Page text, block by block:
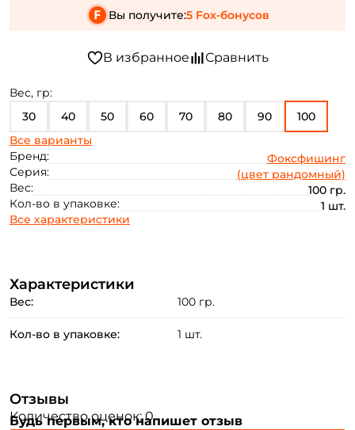
Вес, гр:
30
40 50 60 70 80 90 100
110
Все варианты
Бренд:
Фоксфишинг
Серия:
(цвет рандомный)
Вес:
100 гр.
Кол-во в упаковке:
1 шт.
Все характеристики
Вы получите:5 Fox-бонусов
Характеристики
Вес: 100 гр.
Кол-во в упаковке: 1 шт.
Отзывы
Количество оценок: 0
Будь первым, кто напишет отзыв
Создать аккаунт
ФИО: *